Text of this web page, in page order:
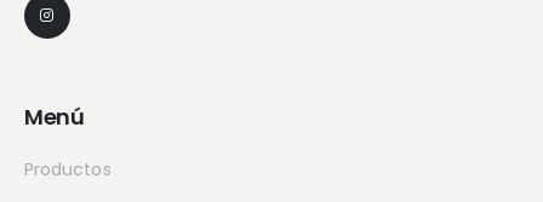
Menú
Productos